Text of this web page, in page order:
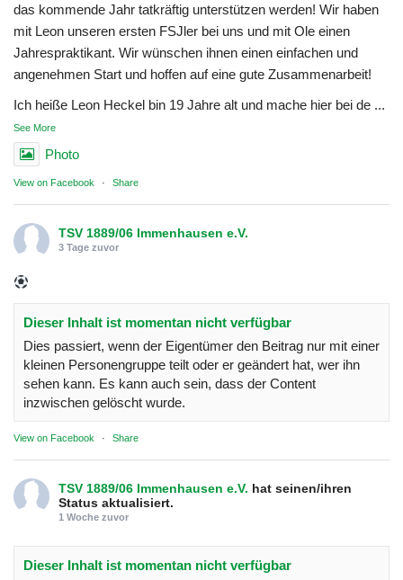
das kommende Jahr tatkräftig unterstützen werden! Wir haben
mit Leon unseren ersten FSJler bei uns und mit Ole einen
Jahrespraktikant. Wir wünschen ihnen einen einfachen und
angenehmen Start und hoffen auf eine gute Zusammenarbeit!
Ich heiße Leon Heckel bin 19 Jahre alt und mache hier bei de ...
See More
Photo
View on Facebook · Share
TSV 1889/06 Immenhausen e.V.
3 Tage zuvor
Dieser Inhalt ist momentan nicht verfügbar
Dies passiert, wenn der Eigentümer den Beitrag nur mit einer
kleinen Personengruppe teilt oder er geändert hat, wer ihn
sehen kann. Es kann auch sein, dass der Content
inzwischen gelöscht wurde.
View on Facebook · Share
TSV 1889/06 Immenhausen e.V. hat seinen/ihren
Status aktualisiert.
1 Woche zuvor
Dieser Inhalt ist momentan nicht verfügbar